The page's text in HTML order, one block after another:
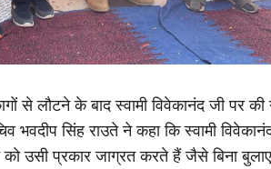
से लौटने के बाद स्वामी विवेकानंद जी पर
भवदीप सिंह राउते ने कहा कि स्वामी
को उसी प्रकार जाग्रत करते हैं जैसे बिना